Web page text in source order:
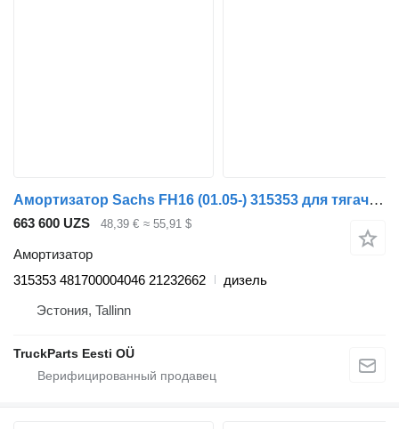
Амортизатор Sachs FH16 (01.05-) 315353 для тягача Volvo FH12, FH16, NH12, FH, VNL780 (1993-2014)
663 600 UZS 48,39 € ≈ 55,91 $
Амортизатор
315353 481700004046 21232662
дизель
Эстония, Tallinn
TruckParts Eesti OÜ